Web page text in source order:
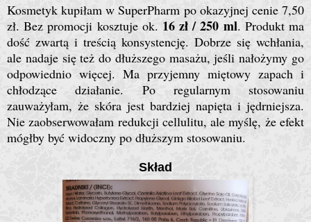
Kosmetyk kupiłam w SuperPharm po okazyjnej cenie 7,50
zł. Bez promocji kosztuje ok. 16 zł / 250 ml. Produkt ma
dość zwartą i treścią konsystencję. Dobrze się wchłania,
ale nadaje się też do dłuższego masażu, jeśli nałożymy go
odpowiednio więcej. Ma przyjemny miętowy zapach i
chłodzące działanie. Po regularnym stosowaniu
zauważyłam, że skóra jest bardziej napięta i jędrniejsza.
Nie zaobserwowałam redukcji cellulitu, ale myślę, że efekt
mógłby być widoczny po dłuższym stosowaniu.
Skład